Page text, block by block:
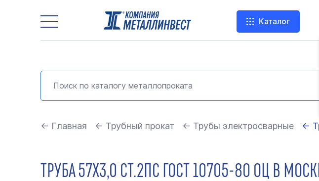
Каталог
← Главная ← Трубный прокат ← Трубы электросварные ←
ТРУБА 57Х3,0 СТ.2ПС ГОСТ 10705-80 ОЦ В